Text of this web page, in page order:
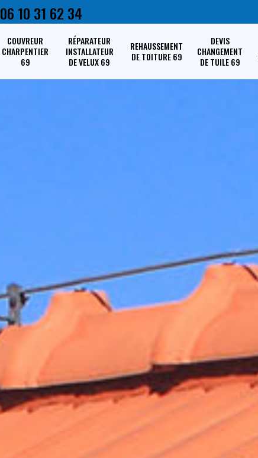
06 10 31 62 34
COUVREUR
CHARPENTIER
69
RÉPARATEUR
INSTALLATEUR
DE VELUX 69
REHAUSSEMENT
DE TOITURE 69
DEVIS
CHANGEMENT
DE TUILE 69